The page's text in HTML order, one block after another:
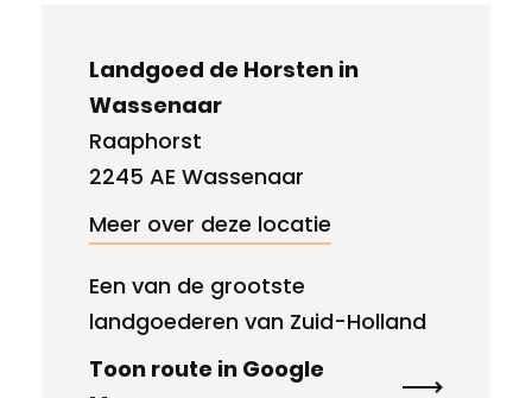
Landgoed de Horsten in
Wassenaar
Raaphorst
2245 AE Wassenaar
Meer over deze locatie
Een van de grootste
landgoederen van Zuid-Holland
Toon route in Google